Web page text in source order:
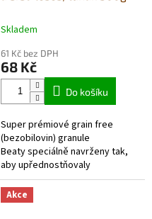
Skladem
61 Kč bez DPH
68 Kč
Do košíku
Super prémiové grain free
(bezobilovin) granule
Beaty speciálně navrženy tak,
aby upřednostňovaly
přítomnost ryb Omega3, pro
krásu kůže a srsti. Péče o kočičí
srst ve...
Akce